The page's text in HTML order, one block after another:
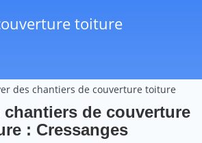
toiture
des chantiers de couverture toiture
chantiers de couverture
: Cressanges